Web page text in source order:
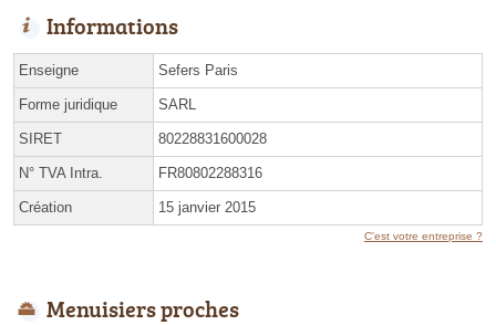
Informations
Enseigne Sefers Paris
Forme juridique SARL
SIRET 80228831600028
N° TVA Intra. FR80802288316
Création 15 janvier 2015
C'est votre entreprise ?
Menuisiers proches